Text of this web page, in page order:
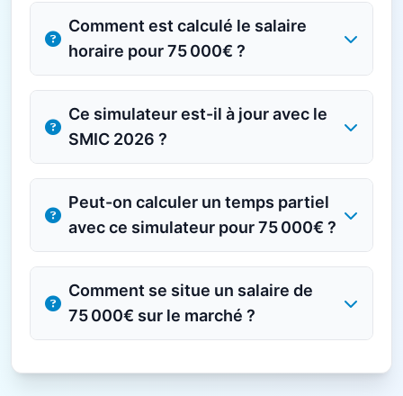
Comment est calculé le salaire
horaire pour 75 000€ ?
Ce simulateur est-il à jour avec le
SMIC 2026 ?
Peut-on calculer un temps partiel
avec ce simulateur pour 75 000€ ?
Comment se situe un salaire de
75 000€ sur le marché ?